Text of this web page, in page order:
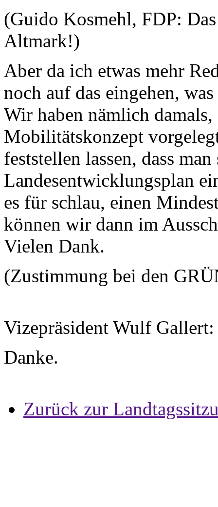
(Guido Kosmehl, FDP:
Altmark!)
Aber da ich etwas mehr
noch auf das eingehen,
Wir haben nämlich
Mobilitätskonzept
feststellen lassen, dass
Landesentwicklungsplan
es für schlau, einen
können wir dann im
Vielen Dank.
(Zustimmung bei den
Vizepräsident Wulf Gallert:
Danke.
Zurück zur